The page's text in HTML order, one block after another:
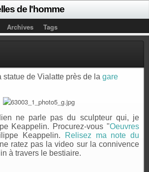
de l'homme
Archives Tags
de Vialatte près de la gare
ne parle pas du sculpteur qui, je
Keappelin. Procurez-vous "Oeuvres
Keappelin.
Relisez ma note du
ratez pas la video sur la connivence
à travers le bestiaire.